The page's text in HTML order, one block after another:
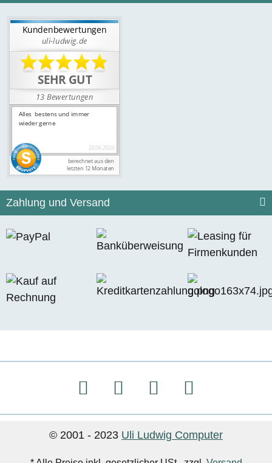
Zahlung und Versand
© 2001 - 2023 Uli Ludwig Computer